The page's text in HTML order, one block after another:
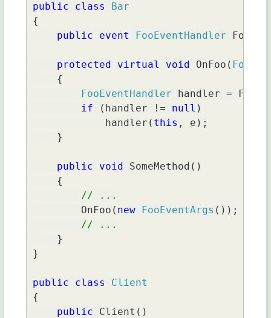
public class
{
public event FooEventHandler Foo;
protected virtual void OnFoo(
    {
FooEventHandler handler = Foo;
if
(handler != null )
            handler(
this , e);
    }
public void SomeMethod()
    {
// ...
OnFoo( new FooEventArgs ());
// ...
}
}
public class
{
public Client()